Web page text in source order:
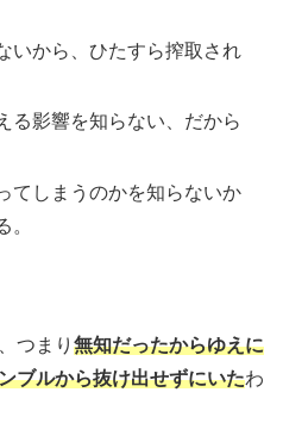
いから、ひたすら搾取され
る影響を知らない、だから
てしまうのかを知らないか
。
つまり 無知だったからゆえに
ブルから抜け出せずにいたわ